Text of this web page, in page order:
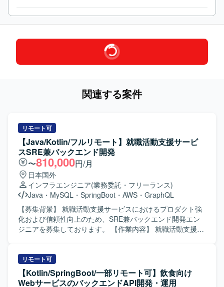
関連する案件
リモート可
【Java/Kotlin/フルリモート】就職活動支援サービ
スSRE兼バックエンド開発
〜810,000円/月
日本国外
インフラエンジニア(業務委託・フリーランス)
Java ・ MySQL ・ SpringBoot ・ AWS ・ GraphQL
【募集背景】 就職活動支援サービスにおけるプロダクト強
化および信頼性向上のため、SRE兼バックエンド開発エン
ジニアを募集しております。 【作業内容】 就職活動支援サ
トウェアの選定と導入、セキュリティやガイドラインの策
定を行っていただきます。さらに、インフラ環境の構築・
運用、デリバリーの構築・運用、サービスの運用・推進・
リモート可
【Kotlin/SpringBoot/一部リモート可】飲食向け
WebサービスのバックエンドAPI開発・運用